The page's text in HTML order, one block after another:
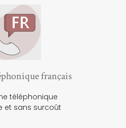
français
téléphonique
et sans surcoût